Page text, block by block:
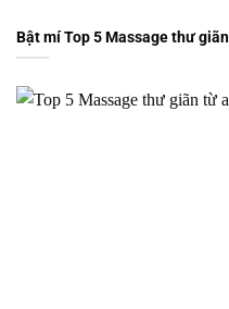
Bật mí Top 5 Massage thư